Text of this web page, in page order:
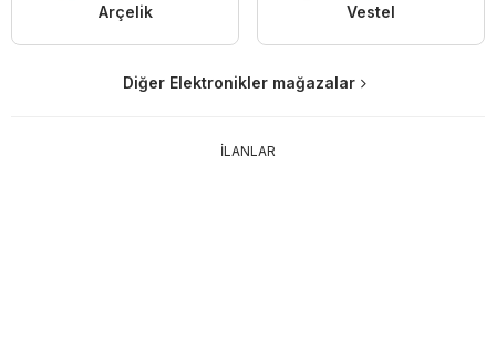
Arçelik Vestel
Diğer Elektronikler mağazalar
İLANLAR